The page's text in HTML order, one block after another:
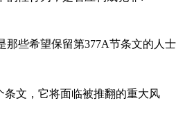
那些希望保留第377A节条文的人士
文，它将面临被推翻的重大风